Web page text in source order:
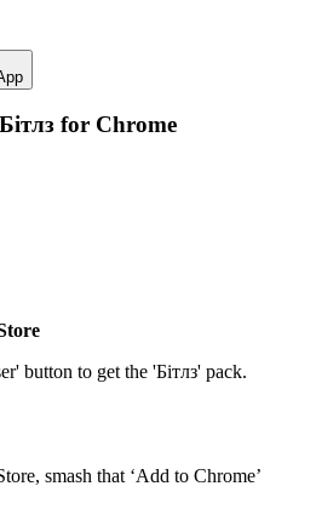
Бітлз for Chrome
button to get the 'Бітлз' pack.
smash that ‘Add to Chrome’